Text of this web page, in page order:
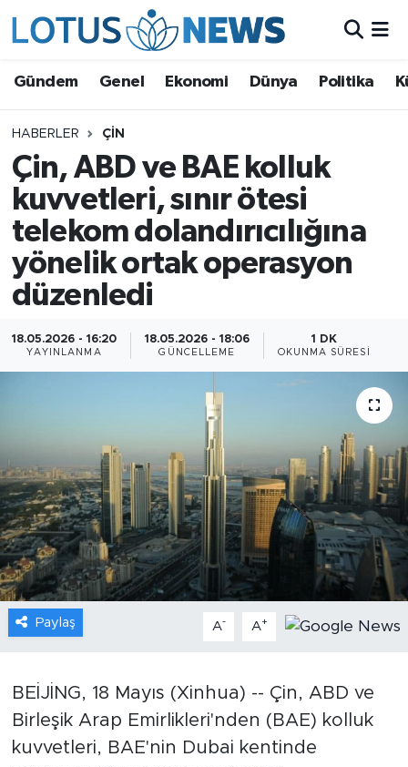
Gündem Genel Ekonomi Dünya Politika
HABERLER ÇIN
Çin, ABD ve BAE kolluk
kuvvetleri, sınır ötesi
telekom dolandırıcılığına
yönelik ortak operasyon
düzenledi
18.05.2026 - 16:20
YAYINLANMA
18.05.2026 - 18:06
GÜNCELLEME
1 DK
OKUNMA SÜRESI
Paylaş A- A+
BEİJİNG, 18 Mayıs (Xinhua) -- Çin, ABD ve
Birleşik Arap Emirlikleri'nden (BAE) kolluk
kuvvetleri, BAE'nin Dubai kentinde
Ekonomi
Dünya
Politika
Kültür - Sanat ve Tarih
Yaşam
Bilim ve Teknoloji
Video
Sağlık
Foto Haber
Xinhua
Seyahat